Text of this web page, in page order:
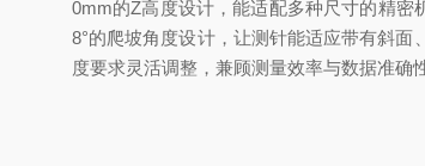
0mm的Z高度设计，能适配多种尺寸的精密
8°的爬坡角度设计，让测针能适应带有斜
度要求灵活调整，兼顾测量效率与数据准确性